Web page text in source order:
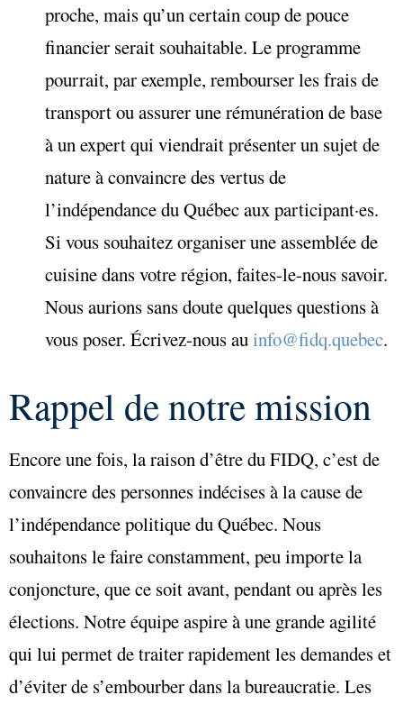
proche, mais qu’un certain coup de pouce
financier serait souhaitable. Le programme
pourrait, par exemple, rembourser les frais de
transport ou assurer une rémunération de base
à un expert qui viendrait présenter un sujet de
nature à convaincre des vertus de
l’indépendance du Québec aux participant·es.
Si vous souhaitez organiser une assemblée de
cuisine dans votre région, faites-le-nous savoir.
Nous aurions sans doute quelques questions à
vous poser. Écrivez-nous auinfo@fidq.quebec.
Rappel de notre mission
Encore une fois, la raison d’être du FIDQ, c’est de
convaincre des personnes indécises à la cause de
l’indépendance politique du Québec. Nous
souhaitons le faire constamment, peu importe la
conjoncture, que ce soit avant, pendant ou après les
élections. Notre équipe aspire à une grande agilité
qui lui permet de traiter rapidement les demandes et
d’éviter de s’embourber dans la bureaucratie. Les